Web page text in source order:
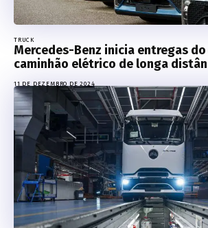
TRUCK
Mercedes-Benz inicia entregas
caminhão elétrico de longa
11 DE DEZEMBRO DE 2024